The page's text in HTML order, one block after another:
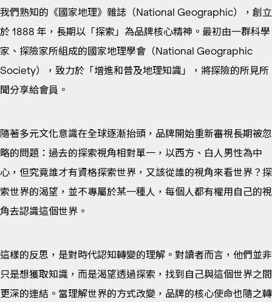
我們熟知的《國家地理》雜誌（National Geographic），創立
於 1888 年，長期以「探索」為品牌核心精神。最初由一群科學
家、探險家所組成的國家地理學會（National Geographic
Society），致力於「增進和普及地理知識」，將探險的所見所
聞分享給會員。
隨著多元文化意識在全球逐漸抬頭，品牌開始重新審視長期被忽
略的問題：過去的探索視角相對單一，以西方、白人男性為中
心，但究竟誰才有資格探索世界，又該從誰的視角來看世界？探
索世界的渴望，並不專屬於某一種人，每個人都有權用自己的視
角去認識這個世界。
這樣的反思，是對時代認知轉變的理解。對讀者而言，他們並非
只是想獲取知識，而是渴望透過探索，找到自己與這個世界之間
更深的連結。當理解世界的方式改變，品牌的核心使命也隨之轉